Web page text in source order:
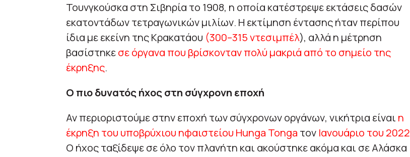
Τουνγκούσκα στη Σιβηρία το 1908, η οποία κατέστρεψε εκτάσεις δασών
εκατοντάδων τετραγωνικών μιλίων. Η εκτίμηση έντασης ήταν περίπου
ίδια με εκείνη της Κρακατάου (300–315 ντεσιμπέλ), αλλά η μέτρηση
βασίστηκεσε όργανα που βρίσκονταν πολύ μακριά από το σημείο της
έκρηξης.
Ο πιο δυνατός ήχος στη σύγχρονη εποχή
Αν περιοριστούμε στην εποχή των σύγχρονων οργάνων, νικήτρια είναι η
έκρηξη του υποβρύχιου ηφαιστείου Hunga Tonga τον Ιανουάριο του 2022
Ο ήχος ταξίδεψε σε όλο τον πλανήτη και ακούστηκε ακόμα και σε Αλάσκα